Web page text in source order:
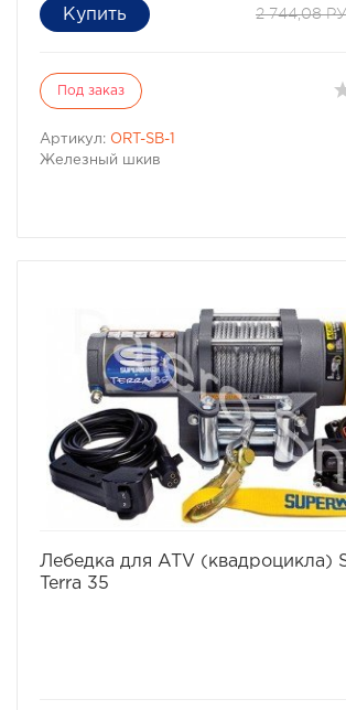
2 744,08
Под заказ
Артикул: ORT-SB-1
Железный шкив
Лебедка для ATV (квадроцикла)
Terra 35